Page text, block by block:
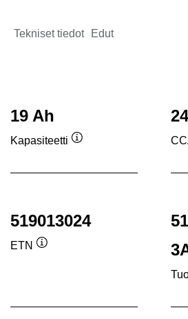
Tekniset tiedot Edut
19 Ah
Kapasiteetti
519013024
ETN